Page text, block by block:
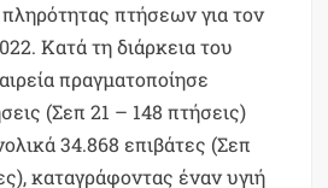
πτήσεων για τον
Κατά τη διάρκεια του
πραγματοποίησε
(Σεπ 21 – 148 πτήσεις)
34.868 επιβάτες (Σεπ
καταγράφοντας έναν υγιή